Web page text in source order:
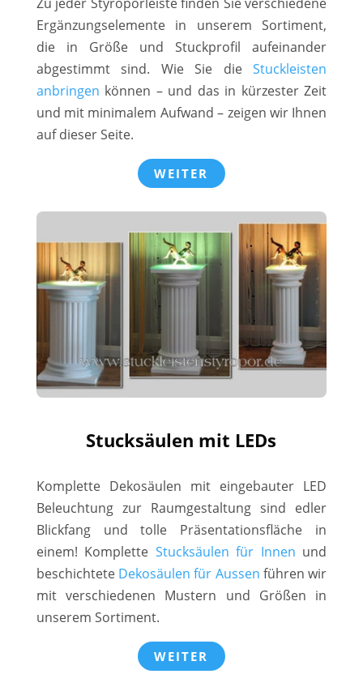
Ergänzungselemente in unserem Sortiment,
die in Größe und Stuckprofil aufeinander
abgestimmt sind. Wie Sie dieStuckleisten
anbringen können – und das in kürzester Zeit
und mit minimalem Aufwand – zeigen wir Ihnen
auf dieser Seite.
WEITER
Stucksäulen mit LEDs
Komplette Dekosäulen mit eingebauter LED
Beleuchtung zur Raumgestaltung sind edler
Blickfang und tolle Präsentationsfläche in
einem! Komplette Stucksäulen für Innen und
beschichtete Dekosäulen für Aussen führen wir
mit verschiedenen Mustern und Größen in
unserem Sortiment.
WEITER